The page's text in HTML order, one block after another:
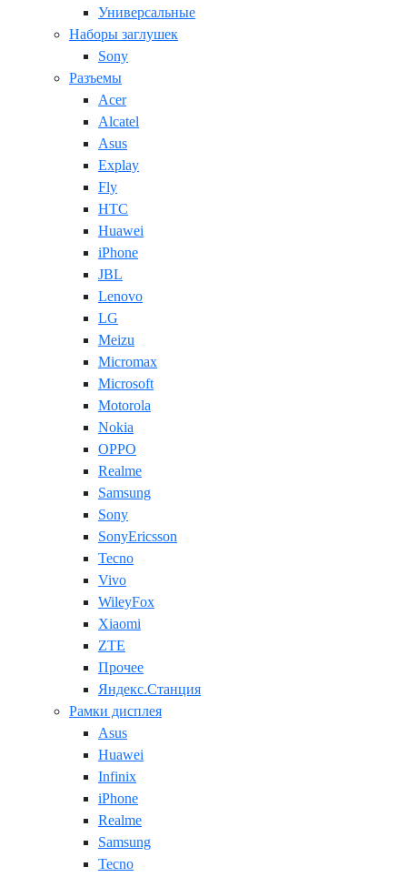
Универсальные
Наборы заглушек
Sony
Разъемы
Acer
Alcatel
Asus
Explay
Fly
HTC
Huawei
iPhone
JBL
Lenovo
LG
Meizu
Micromax
Microsoft
Motorola
Nokia
OPPO
Realme
Samsung
Sony
SonyEricsson
Tecno
Vivo
WileyFox
Xiaomi
ZTE
Прочее
Яндекс.Станция
Рамки дисплея
Asus
Huawei
Infinix
iPhone
Realme
Samsung
Tecno